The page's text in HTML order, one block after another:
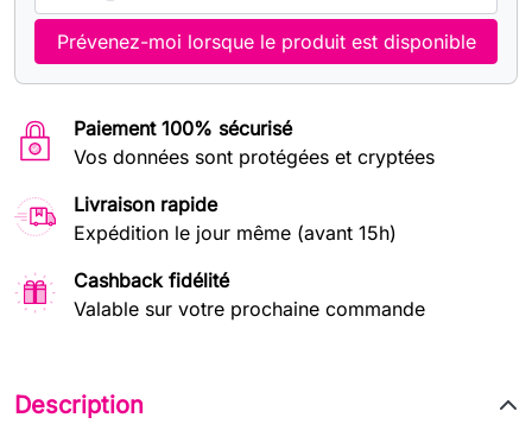
Prévenez-moi lorsque le produit est disponible
Paiement 100% sécurisé
Vos données sont protégées et cryptées
Livraison rapide
Expédition le jour même (avant 15h)
Cashback fidélité
Valable sur votre prochaine commande
Description